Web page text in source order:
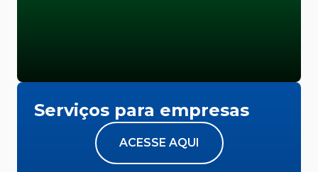
Serviços para empresas
ACESSE AQUI